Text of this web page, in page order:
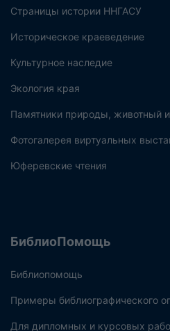
Страницы истории ННГАСУ
Историческое краеведение
Культурное наследие
Экология края
Памятники природы, животный
Фотогалерея виртуальных
Юферевские чтения
БиблиоПомощь
Библиопомощь
Примеры библиографического
Для дипломных и курсовых